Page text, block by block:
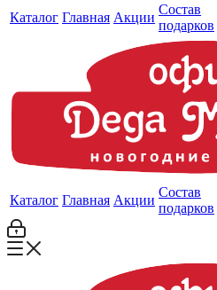
Каталог Главная Акции
Состав
подарков
Каталог Главная Акции
Состав
подарков